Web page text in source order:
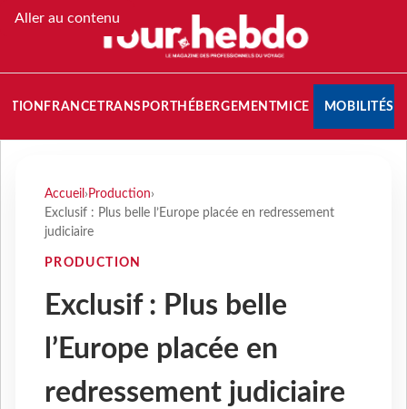
Aller au contenu
FRANCETRANSPORT HÉBERGEMENTMICE MOBILITÉS
Accueil › Production›
Exclusif : Plus belle l’Europe placée en redressement
judiciaire
PRODUCTION
Exclusif : Plus belle
l’Europe placée en
redressement judiciaire